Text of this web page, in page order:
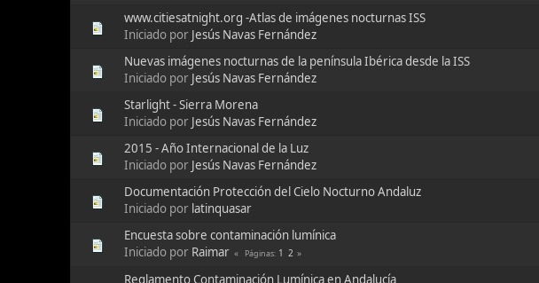
www.citiesatnight.org -Atlas de imágenes nocturnas ISS
Iniciado por Jesús Navas Fernández
Nuevas imágenes nocturnas de la península Ibérica desde la ISS
Iniciado por Jesús Navas Fernández
Starlight - Sierra Morena
Iniciado por Jesús Navas Fernández
2015 - Año Internacional de la Luz
Iniciado por Jesús Navas Fernández
Documentación Protección del Cielo Nocturno Andaluz
Iniciado por latinquasar
Encuesta sobre contaminación lumínica
Iniciado por Raimar Páginas 1 2
Reglamento Contaminación Lumínica en Andalucía